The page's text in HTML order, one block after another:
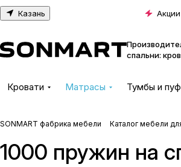
Казань Акции
спальни:
Кровати Матрасы Тумбы и
SONMART фабрика мебели Каталог мебели
1000 пружин на